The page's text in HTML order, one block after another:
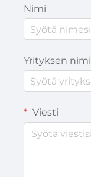
Nimi
Yrityksen nimi
Viesti